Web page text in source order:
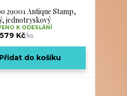
29001 Antique Stamp,
jednotryskový
Kč/ks
K ODESLÁNÍ
Přidat do košíku